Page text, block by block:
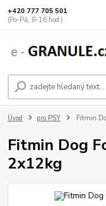
+420 777 705 501
(Po-Pá, 8-16 hod.)
Úvod pro PSY Fitmin
Fitmin Dog
2x12kg